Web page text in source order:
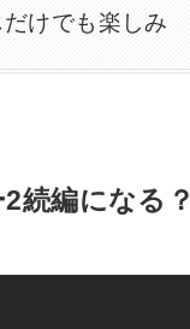
けでも楽しみ
続編になる？